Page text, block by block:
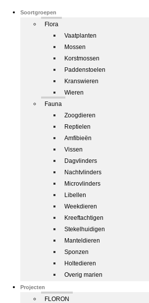
Soortgroepen
Flora
Vaatplanten
Mossen
Korstmossen
Paddenstoelen
Kranswieren
Wieren
Fauna
Zoogdieren
Reptielen
Amfibieën
Vissen
Dagvlinders
Nachtvlinders
Microvlinders
Libellen
Weekdieren
Kreeftachtigen
Stekelhuidigen
Manteldieren
Sponzen
Holtedieren
Overig marien
Projecten
FLORON